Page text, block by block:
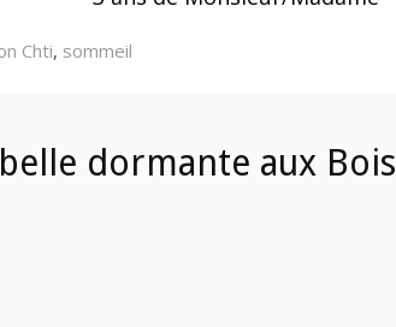
Chti, sommeil
dormante aux Bois